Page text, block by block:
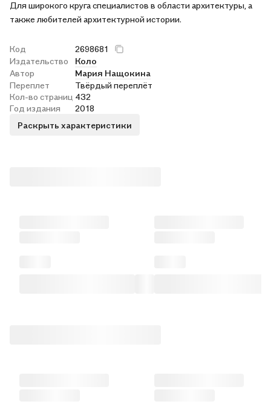
Для широкого круга специалистов в области архитектуры, а
также любителей архитектурной истории.
Код
2698681
Издательство
Коло
Автор
Мария Нащокина
Переплет
Твёрдый переплёт
Кол-во страниц 432
Год издания
2018
Раскрыть характеристики